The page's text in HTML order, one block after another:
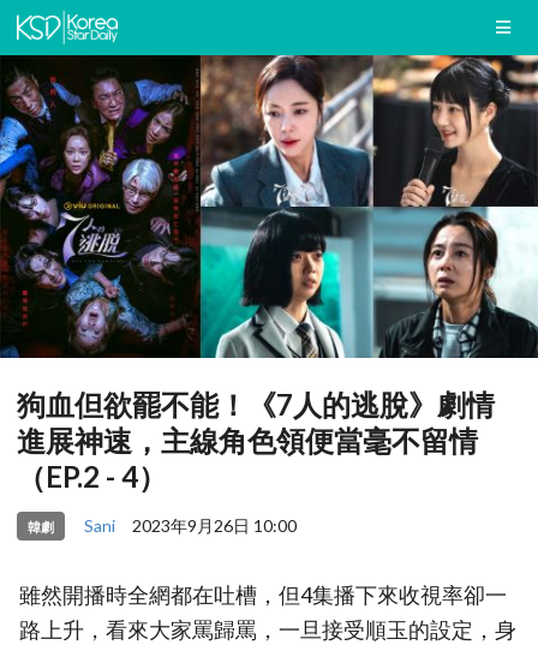
狗血但欲罷不能！《7人的逃脫》劇情
進展神速，主線角色領便當毫不留情
（EP.2 - 4）
韓劇 Sani 2023年9月26日 10:00
雖然開播時全網都在吐槽，但4集播下來收視率卻一
路上升，看來大家罵歸罵，一旦接受順玉的設定，身